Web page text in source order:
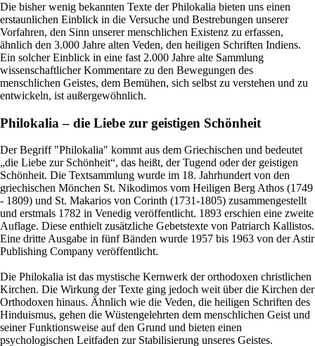
Die bisher wenig bekannten Texte der Philokalia bieten uns einen
erstaunlichen Einblick in die Versuche und Bestrebungen unserer
Vorfahren, den Sinn unserer menschlichen Existenz zu erfassen,
ähnlich den 3.000 Jahre alten Veden, den heiligen Schriften Indiens.
Ein solcher Einblick in eine fast 2.000 Jahre alte Sammlung
wissenschaftlicher Kommentare zu den Bewegungen des
menschlichen Geistes, dem Bemühen, sich selbst zu verstehen und zu
entwickeln, ist außergewöhnlich.
Philokalia – die Liebe zur geistigen Schönheit
Der Begriff "Philokalia" kommt aus dem Griechischen und bedeutet
„die Liebe zur Schönheit“, das heißt, der Tugend oder der geistigen
Schönheit. Die Textsammlung wurde im 18. Jahrhundert von den
griechischen Mönchen St. Nikodimos vom Heiligen Berg Athos (1749
- 1809) und St. Makarios von Corinth (1731-1805) zusammengestellt
und erstmals 1782 in Venedig veröffentlicht. 1893 erschien eine zweite
Auflage. Diese enthielt zusätzliche Gebetstexte von Patriarch Kallistos.
Eine dritte Ausgabe in fünf Bänden wurde 1957 bis 1963 von der Astir
Publishing Company veröffentlicht.
Die Philokalia ist das mystische Kernwerk der orthodoxen christlichen
Kirchen. Die Wirkung der Texte ging jedoch weit über die Kirchen der
Orthodoxen hinaus. Ähnlich wie die Veden, die heiligen Schriften des
Hinduismus, gehen die Wüstengelehrten dem menschlichen Geist und
seiner Funktionsweise auf den Grund und bieten einen
psychologischen Leitfaden zur Stabilisierung unseres Geistes.